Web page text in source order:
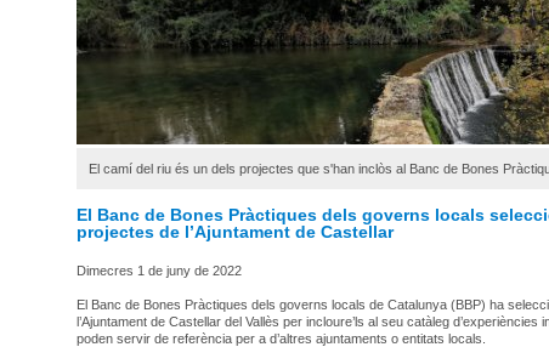
El camí del riu és un dels projectes que s'han inclòs al Banc de Bones
El Banc de Bones Pràctiques dels governs locals
projectes de l’Ajuntament de Castellar
Dimecres 1 de juny de 2022
El Banc de Bones Pràctiques dels governs locals de Catalunya (BBP) ha
l’Ajuntament de Castellar del Vallès per incloure’ls al seu catàleg d’experiències
poden servir de referència per a d’altres ajuntaments o entitats locals.